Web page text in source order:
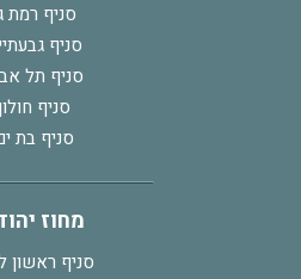
סניף רמת
סניף
סניף תל
סניף
סניף בת
מחוז
סניף ראשון